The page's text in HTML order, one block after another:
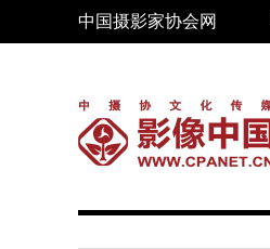
中国摄影家协会网